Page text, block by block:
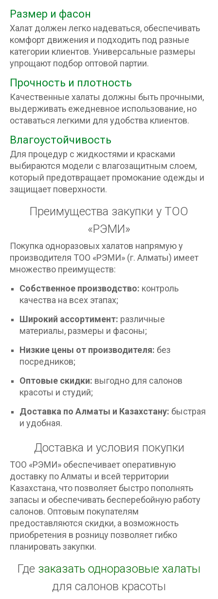
Размер и фасон
Халат должен легко надеваться, обеспечивать
комфорт движения и подходить под разные
категории клиентов. Универсальные размеры
упрощают подбор оптовой партии.
Прочность и плотность
Качественные халаты должны быть прочными,
выдерживать ежедневное использование, но
оставаться легкими для удобства клиентов.
Влагоустойчивость
Для процедур с жидкостями и красками
выбираются модели с влагозащитным слоем,
который предотвращает промокание одежды и
защищает поверхности.
Преимущества закупки у ТОО
«РЭМИ»
Покупка одноразовых халатов напрямую у
производителя ТОО «РЭМИ» (г. Алматы) имеет
множество преимуществ:
Собственное производство: контроль
качества на всех этапах;
Широкий ассортимент: различные
материалы, размеры и фасоны;
Низкие цены от производителя: без
посредников;
Оптовые скидки: выгодно для салонов
красоты и студий;
Доставка по Алматы и Казахстану: быстрая
и удобная.
Доставка и условия покупки
ТОО «РЭМИ» обеспечивает оперативную
доставку по Алматы и всей территории
Казахстана, что позволяет быстро пополнять
запасы и обеспечивать бесперебойную работу
салонов. Оптовым покупателям
предоставляются скидки, а возможность
приобретения в розницу позволяет гибко
планировать закупки.
Где заказать одноразовые халаты
для салонов красоты